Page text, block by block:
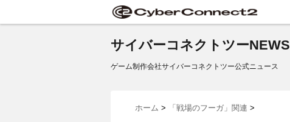
サイバーコネクトツーNEWS
ゲーム制作会社サイバーコネクトツー公式ニュース
ホーム > 「戦場のフーガ」関連 >